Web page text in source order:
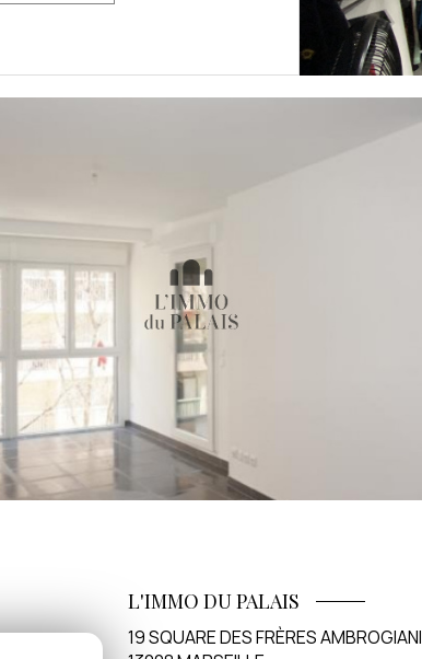
L'IMMO DU PALAIS
19 SQUARE DES FRÈRES AMBROGIANI